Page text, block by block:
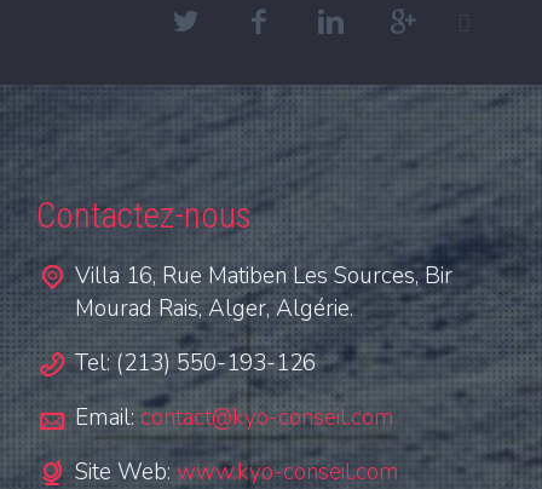
Contactez-nous
Villa 16, Rue Matiben Les Sources, Bir
Mourad Rais, Alger, Algérie.
Tel: (213) 550-193-126
Email: contact@kyo-conseil.com
Site Web:www.kyo-conseil.com